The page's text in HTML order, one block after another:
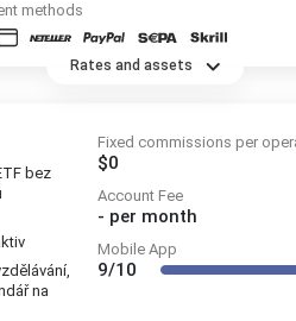
methods
Rates and assets
bez
na
Fixed commissions per
$0
Account Fee
- per month
Mobile App
9/10